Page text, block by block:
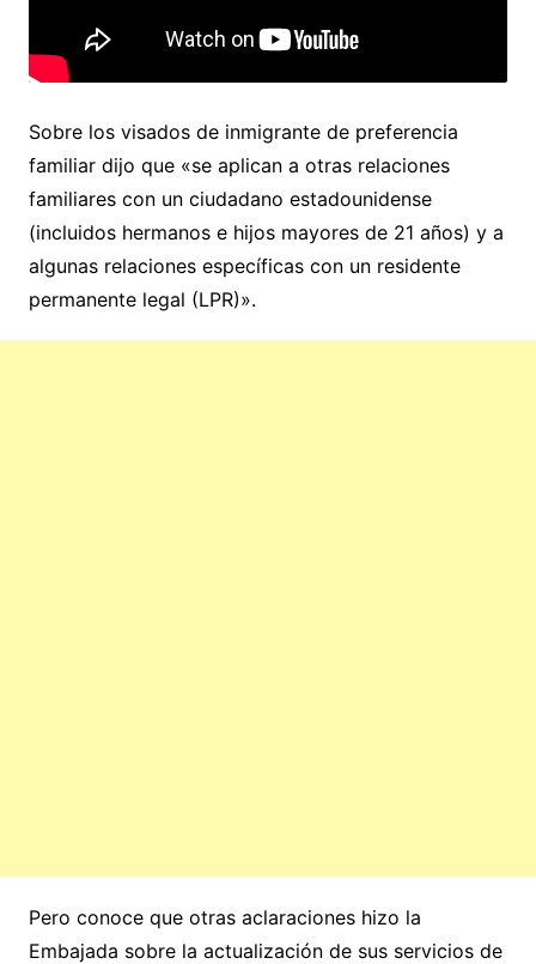
Sobre los visados de inmigrante de preferencia
familiar dijo que «se aplican a otras relaciones
familiares con un ciudadano estadounidense
(incluidos hermanos e hijos mayores de 21 años) y a
algunas relaciones específicas con un residente
permanente legal (LPR)».
Pero conoce que otras aclaraciones hizo la
Embajada sobre la actualización de sus servicios de